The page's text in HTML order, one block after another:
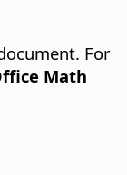
For
Math